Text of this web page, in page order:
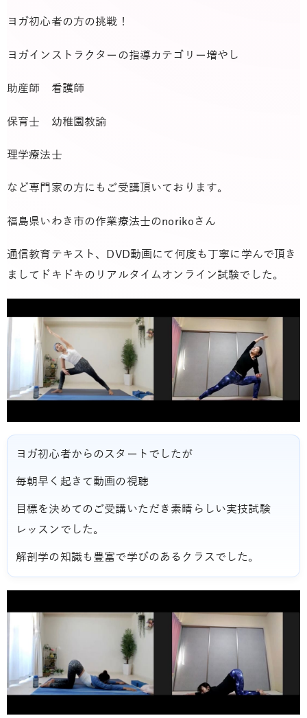
ヨガ初心者の方の挑戦！
ヨガインストラクターの指導カテゴリー増やし
助産師 看護師
保育士 幼稚園教諭
理学療法士
など専門家の方にもご受講頂いております。
福島県いわき市の作業療法士のnorikoさん
通信教育テキスト、DVD動画にて何度も丁寧に学んで頂き
ましてドキドキのリアルタイムオンライン試験でした。
ヨガ初心者からのスタートでしたが
毎朝早く起きて動画の視聴
目標を決めてのご受講いただき素晴らしい実技試験
レッスンでした。
解剖学の知識も豊富で学びのあるクラスでした。